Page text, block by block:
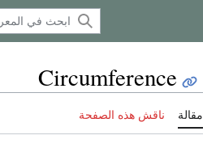
Circumference
مقالة ناقش هذه الصفحة